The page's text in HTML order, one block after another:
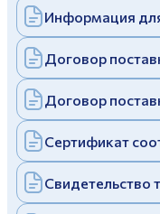
Заполняя и
cполитикой
Заполняя и
cполитикой
Дулевский
Политика
Информация
Договор
Договор
Сертификат
Свидетельство